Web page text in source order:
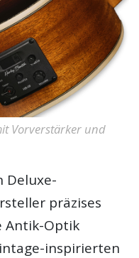
Vorverstärker und
Deluxe-
präzises
Antik-Optik
inspirierten